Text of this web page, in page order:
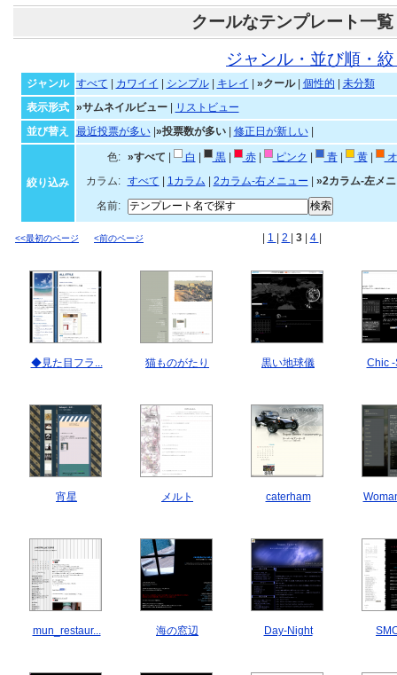
クールなテンプレート一覧
ジャンル・並び順・
ジャンル すべて カワイイ シンプル| キレイ »クール| 個性的
未分類
表示形式
»サムネイルビュー|
リストビュー
並び替え
最近投票が多い| »投票数が多い| 修正日が新しい|
絞り込み
色: »すべて 白 黒| 赤| ピンク 青| 黄|
カラム:
すべて 1カラム 2カラム-右メニュー
»2カラム-左メ
名前:
<<最初のページ <前のページ 1 2 3 4
◆見た目フラ... 猫ものがたり 黒い地球儀 Chic
宵星 メルト caterham
mun_restaur... 海の窓辺 Day-Night